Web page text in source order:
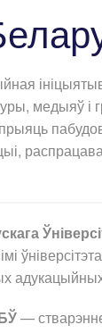
медыяў
адукацыйных
—